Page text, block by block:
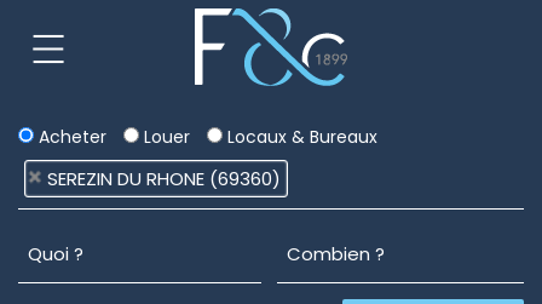
Acheter Louer Locaux & Bureaux
SEREZIN DU RHONE (69360)